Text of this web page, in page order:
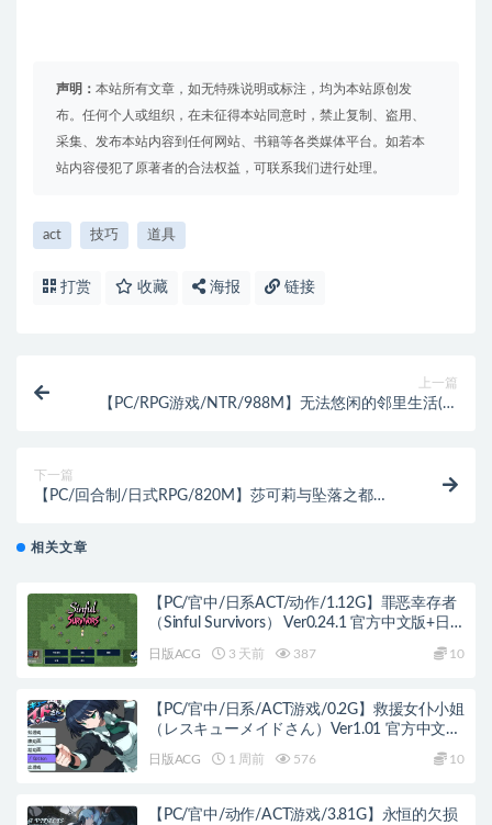
声明： 本站所有文章，如无特殊说明或标注，均为本站原创发
布。任何个人或组织，在未征得本站同意时，禁止复制、盗用、
采集、发布本站内容到任何网站、书籍等各类媒体平台。如若本
站内容侵犯了原著者的合法权益，可联系我们进行处理。
act 技巧 道具
打赏 收藏 海报 链接
上一篇
【PC/RPG游戏/NTR/988M】无法悠闲的邻里生活(の
下一篇
【PC/回合制/日式RPG/820M】莎可莉与坠落之都
相关文章
【PC/官中/日系ACT/动作/1.12G】罪恶幸存者
（Sinful Survivors） Ver0.24.1 官方中文版+日
日版ACG 3 天前 387 10
【PC/官中/日系/ACT游戏/0.2G】救援女仆小姐
（レスキューメイドさん）Ver1.01 官方中文版
日版ACG 1 周前 576 10
【PC/官中/动作/ACT游戏/3.81G】永恒的欠损